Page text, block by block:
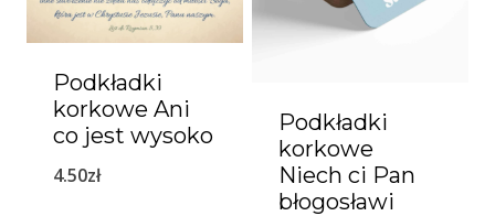
Podkładki
korkowe Ani
co jest wysoko
4.50zł
Podkładki
korkowe
Niech ci Pan
błogosławi